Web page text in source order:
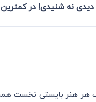
دیدی نه شنیدی! در
هنر بایستی نخست همت